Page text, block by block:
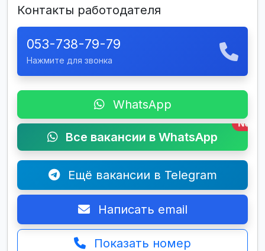
Контакты работодателя
053-738-79-79
Нажмите для звонка
WhatsApp
Все вакансии в WhatsApp
New
Ещё вакансии в Telegram
Написать email
Показать номер